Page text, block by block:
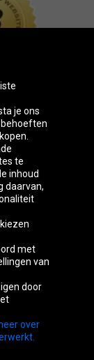
Éire
Kingdom
je ons
te
inhoud
daarvan,
met
van
door
over